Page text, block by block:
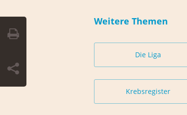
Weitere Themen
Die Liga
Krebsregister